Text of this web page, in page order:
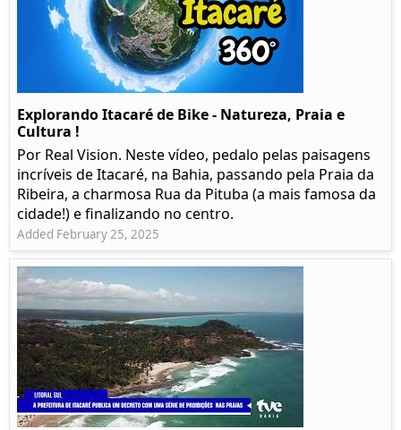
Explorando Itacaré de Bike - Natureza, Praia e
Cultura !
Por Real Vision. Neste vídeo, pedalo pelas paisagens
incríveis de Itacaré, na Bahia, passando pela Praia da
Ribeira, a charmosa Rua da Pituba (a mais famosa da
cidade!) e finalizando no centro.
Added February 25, 2025